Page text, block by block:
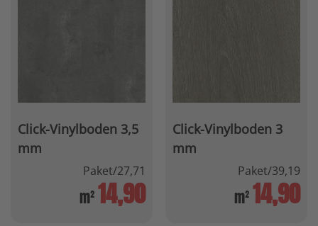
Click-Vinylboden 3,5
mm
Paket/27,71
m² 14,90
Click-Vinylboden 3
mm
Paket/39,19
m² 14,90